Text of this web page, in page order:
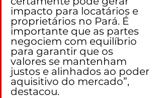
impacto para locatários e
proprietários no Pará. É
importante que as partes
negociem com equilíbrio
para garantir que os
valores se mantenham
justos e alinhados ao poder
aquisitivo do mercado”,
destacou.